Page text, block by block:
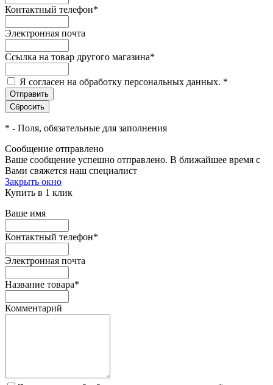
Контактный телефон*
Электронная почта
Ссылка на товар другого магазина*
Я согласен на обработку персональных данных. *
* - Поля, обязательные для заполнения
Сообщение отправлено
Ваше сообщение успешно отправлено. В ближайшее время с
Вами свяжется наш специалист
Закрыть окно
Купить в 1 клик
Ваше имя
Контактный телефон*
Электронная почта
Название товара*
Комментарий